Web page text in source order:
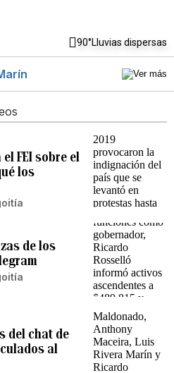
90°Lluvias dispersas
FEI sobre el
los
de los
del chat de
al